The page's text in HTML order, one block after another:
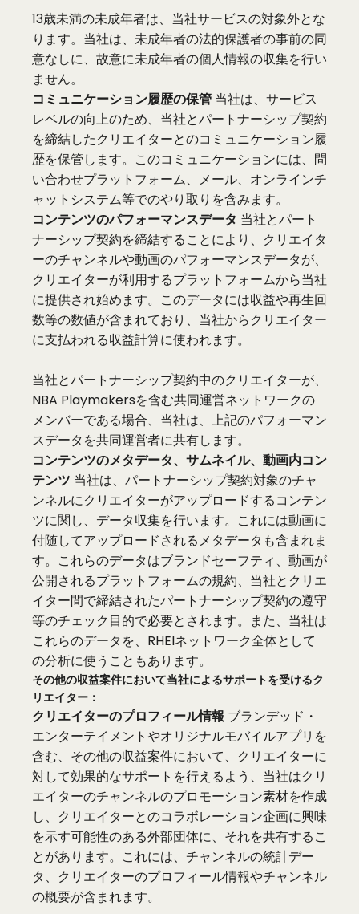
13歳未満の未成年者は、当社サービスの対象外とな
ります。当社は、未成年者の法的保護者の事前の同
意なしに、故意に未成年者の個人情報の収集を行い
ません。
コミュニケーション履歴の保管 当社は、サービス
レベルの向上のため、当社とパートナーシップ契約
を締結したクリエイターとのコミュニケーション履
歴を保管します。このコミュニケーションには、問
い合わせプラットフォーム、メール、オンラインチ
ャットシステム等でのやり取りを含みます。
コンテンツのパフォーマンスデータ 当社とパート
ナーシップ契約を締結することにより、クリエイタ
ーのチャンネルや動画のパフォーマンスデータが、
クリエイターが利用するプラットフォームから当社
に提供され始めます。このデータには収益や再生回
数等の数値が含まれており、当社からクリエイター
に支払われる収益計算に使われます。
当社とパートナーシップ契約中のクリエイターが、
NBA Playmakersを含む共同運営ネットワークの
メンバーである場合、当社は、上記のパフォーマン
スデータを共同運営者に共有します。
コンテンツのメタデータ、サムネイル、動画内コン
テンツ 当社は、パートナーシップ契約対象のチャ
ンネルにクリエイターがアップロードするコンテン
ツに関し、データ収集を行います。これには動画に
付随してアップロードされるメタデータも含まれま
す。これらのデータはブランドセーフティ、動画が
公開されるプラットフォームの規約、当社とクリエ
イター間で締結されたパートナーシップ契約の遵守
等のチェック目的で必要とされます。また、当社は
これらのデータを、RHEIネットワーク全体として
の分析に使うこともあります。
その他の収益案件において当社によるサポートを受けるク
リエイター：
クリエイターのプロフィール情報 ブランデッド・
エンターテイメントやオリジナルモバイルアプリを
含む、その他の収益案件において、クリエイターに
対して効果的なサポートを行えるよう、当社はクリ
エイターのチャンネルのプロモーション素材を作成
し、クリエイターとのコラボレーション企画に興味
を示す可能性のある外部団体に、それを共有するこ
とがあります。これには、チャンネルの統計デー
タ、クリエイターのプロフィール情報やチャンネル
の概要が含まれます。